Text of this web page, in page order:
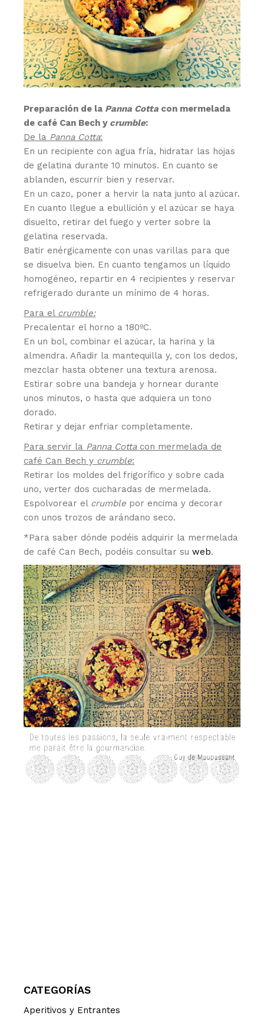
Preparación de la Panna Cotta con mermelada
de café Can Bech y crumble:
De la Panna Cotta:
En un recipiente con agua fría, hidratar las hojas
de gelatina durante 10 minutos. En cuanto se
ablanden, escurrir bien y reservar.
En un cazo, poner a hervir la nata junto al azúcar.
En cuanto llegue a ebullición y el azúcar se haya
disuelto, retirar del fuego y verter sobre la
gelatina reservada.
Batir enérgicamente con unas varillas para que
se disuelva bien. En cuanto tengamos un líquido
homogéneo, repartir en 4 recipientes y reservar
refrigerado durante un mínimo de 4 horas.
Para el crumble:
Precalentar el horno a 180ºC.
En un bol, combinar el azúcar, la harina y la
almendra. Añadir la mantequilla y, con los dedos,
mezclar hasta obtener una textura arenosa.
Estirar sobre una bandeja y hornear durante
unos minutos, o hasta que adquiera un tono
dorado.
Retirar y dejar enfriar completamente.
Para servir la Panna Cottacon mermelada de
café Can Bech y crumble:
Retirar los moldes del frigorífico y sobre cada
uno, verter dos cucharadas de mermelada.
Espolvorear el crumble por encima y decorar
con unos trozos de arándano seco.
*Para saber dónde podéis adquirir la mermelada
de café Can Bech, podéis consultar suweb.
CATEGORÍAS
Aperitivos y Entrantes